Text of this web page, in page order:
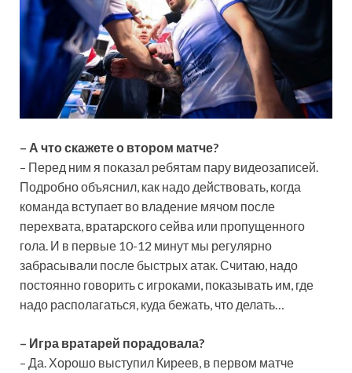
– А что скажете о втором матче?
– Перед ним я показал ребятам пару видеозаписей.
Подробно объяснил, как надо действовать, когда
команда вступает во владение мячом после
перехвата, вратарского сейва или пропущенного
гола. И в первые 10-12 минут мы регулярно
забрасывали после быстрых атак. Считаю, надо
постоянно говорить с игроками, показывать им, где
надо располагаться, куда бежать, что делать…
– Игра вратарей порадовала?
– Да. Хорошо выступил Киреев, в первом матче